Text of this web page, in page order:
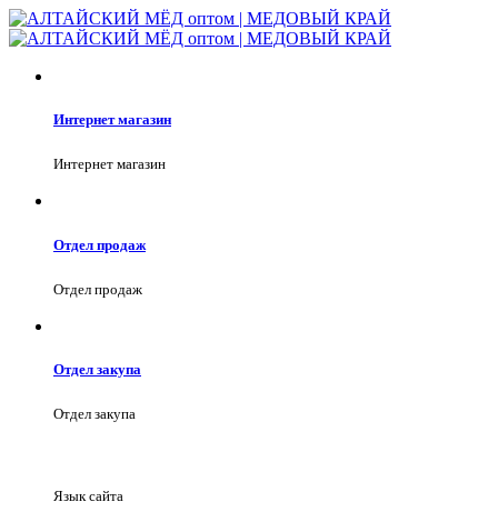
Интернет магазин
Интернет магазин
Отдел продаж
Отдел продаж
Отдел закупа
Отдел закупа
Язык сайта